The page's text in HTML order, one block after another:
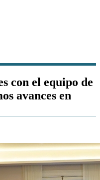
con el equipo de
avances en